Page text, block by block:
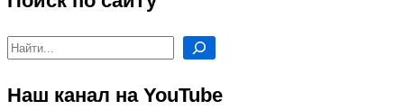
Поиск
Наш канал на YouTube